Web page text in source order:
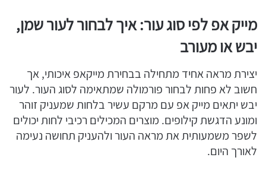
מייק אפ לפי סוג עור: איך לבחור לעור שמן,
יבש או מעורב
יצירת מראה אחיד מתחילה בבחירת מייקאפ איכותי, אך
חשוב לא פחות לבחור פורמולה שמתאימה לסוג העור. לעור
יבש יתאים מייק אפ עם מרקם עשיר בלחות שמעניק זוהר
ומונע הדגשת קילופים. מוצרים המכילים רכיבי לחות יכולים
לשפר משמעותית את מראה העור ולהעניק תחושה נעימה
לאורך היום.